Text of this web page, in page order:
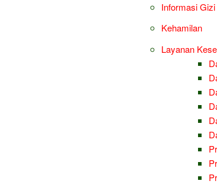
Informasi Gizi
Kehamilan
Layanan